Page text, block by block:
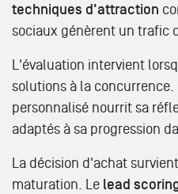
techniques d'attraction
sociaux génèrent un trafic
L'évaluation intervient
solutions à la concurrence.
personnalisé nourrit sa
adaptés à sa progression
La décision d'achat
maturation. Le lead